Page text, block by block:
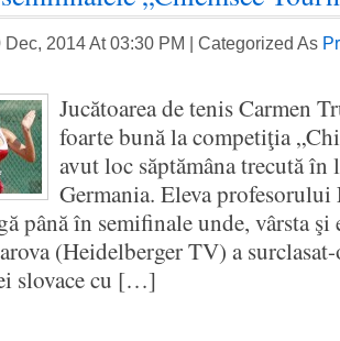
Dec, 2014 At 03:30 PM | Categorized As
Jucătoarea de tenis Carmen
foarte bună la competiţia
avut loc săptămâna trecută
Germania. Eleva
până în semifinale unde, vârsta
(Heidelberger TV) a surclasat-
slovace cu […]